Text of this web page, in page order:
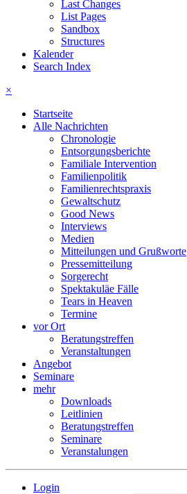
Last Changes
List Pages
Sandbox
Structures
Kalender
Search Index
×
Startseite
Alle Nachrichten
Chronologie
Entsorgungsberichte
Familiale Intervention
Familienpolitik
Familienrechtspraxis
Gewaltschutz
Good News
Interviews
Medien
Mitteilungen und Grußworte
Pressemitteilung
Sorgerecht
Spektakuläe Fälle
Tears in Heaven
Termine
vor Ort
Beratungstreffen
Veranstaltungen
Angebot
Seminare
mehr
Downloads
Leitlinien
Beratungstreffen
Seminare
Veranstalungen
Login